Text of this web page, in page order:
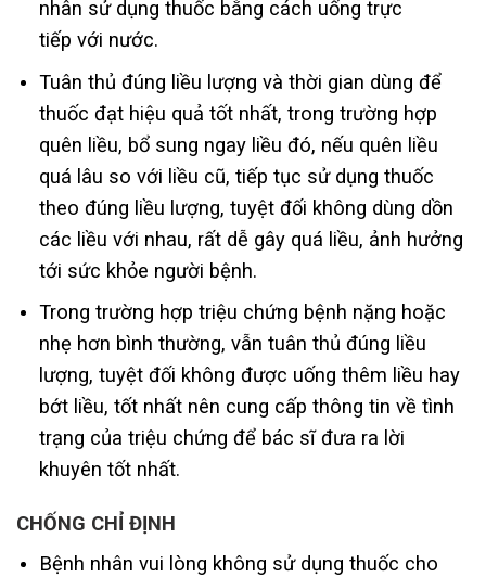
nhân sử dụng thuốc bằng cách uống trực
tiếp với nước.
Tuân thủ đúng liều lượng và thời gian dùng để
thuốc đạt hiệu quả tốt nhất, trong trường hợp
quên liều, bổ sung ngay liều đó, nếu quên liều
quá lâu so với liều cũ, tiếp tục sử dụng thuốc
theo đúng liều lượng, tuyệt đối không dùng dồn
các liều với nhau, rất dễ gây quá liều, ảnh hưởng
tới sức khỏe người bệnh.
Trong trường hợp triệu chứng bệnh nặng hoặc
nhẹ hơn bình thường, vẫn tuân thủ đúng liều
lượng, tuyệt đối không được uống thêm liều hay
bớt liều, tốt nhất nên cung cấp thông tin về tình
trạng của triệu chứng để bác sĩ đưa ra lời
khuyên tốt nhất.
CHỐNG CHỈ ĐỊNH
Bệnh nhân vui lòng không sử dụng thuốc cho